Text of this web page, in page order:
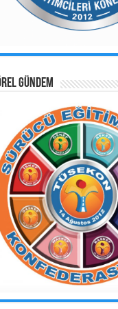
GÜNDEM